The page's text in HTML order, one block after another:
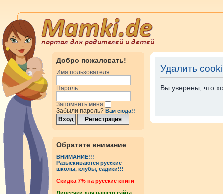
Добро пожаловать!
Имя пользователя:
Пароль:
Запомнить меня
Забыли пароль? Вам сюда!!
Обратите внимание
ВНИМАНИЕ!!!
Разыскиваются русские
школы, клубы, садики!!!
Cкидка 7% на русские книги
Линеечки для нашего сайта
Удалить
Вы уверены, что